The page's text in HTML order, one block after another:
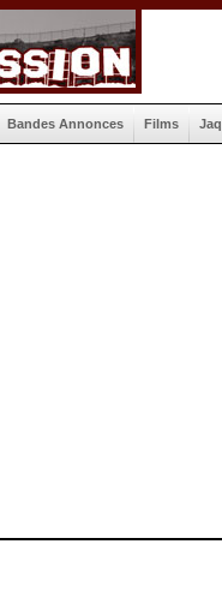
Bandes Annonces Films